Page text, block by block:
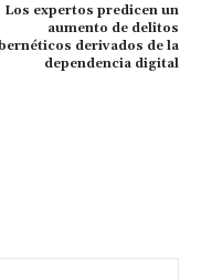
Los expertos predicen un
aumento de delitos
derivados de la
dependencia digital